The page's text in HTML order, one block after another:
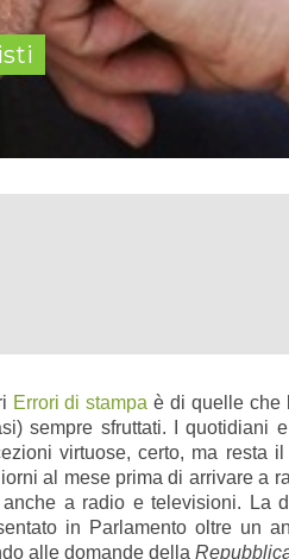
Errori di stampa è di quelle che
sempre sfruttati. I quotidiani
virtuose, certo, ma resta il
al mese prima di arrivare a
a radio e televisioni. La
in Parlamento oltre un
alle domande della